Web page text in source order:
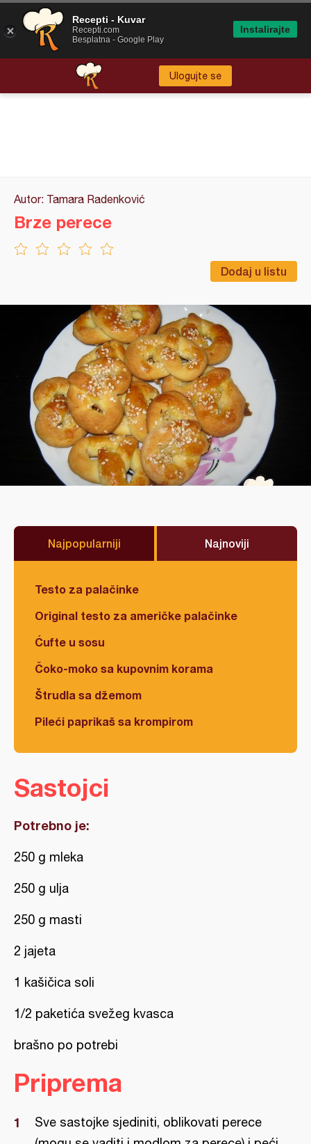
Ulogujte se
Autor: Tamara Radenković
Dodaj u listu
Brze perece
Najpopularniji Najnoviji
Testo za palačinke
Original testo za američke palačinke
Ćufte u sosu
Čoko-moko sa kupovnim korama
Štrudla sa džemom
Pileći paprikaš sa krompirom
Sastojci
Potrebno je:
250 g mleka
250 g ulja
250 g masti
2 jajeta
1 kašičica soli
1/2 paketića svežeg kvasca
brašno po potrebi
Priprema
Sve sastojke sjediniti, oblikovati perece
Recepti - Kuvar
Recepti.com
Besplatna - Google Play
Instalirajte